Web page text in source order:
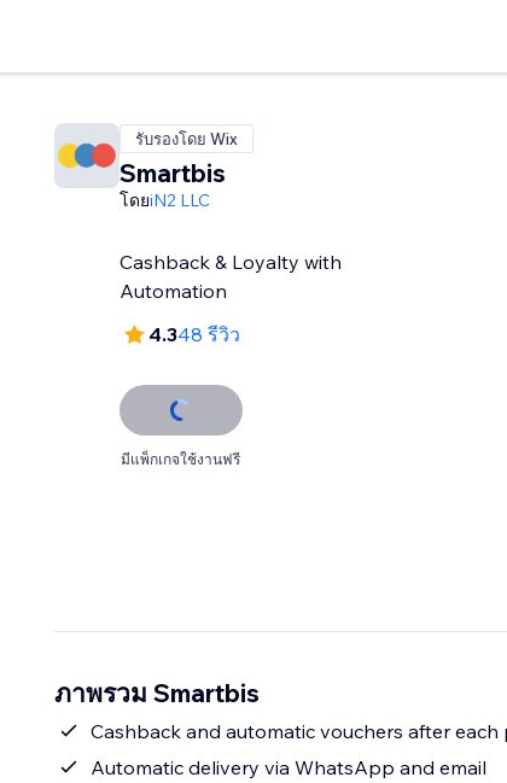
รับรองโดย Wix
Smartbis
โดยiN2 LLC
Cashback & Loyalty with
Automation
4.348 รีวิว
มีแพ็กเกจใช้งานฟรี
ภาพรวม Smartbis
Cashback and automatic vouchers after each
Automatic delivery via WhatsApp and email